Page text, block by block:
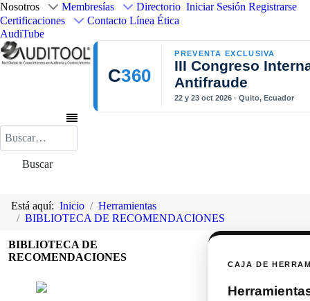
Nosotros Membresías
Directorio
Certificaciones
Contacto Línea Ética
AudiTube
Iniciar Sesión Registrarse
C360
PREVENTA EXCLUSIVA
III Congreso
Antifraude
22 y 23 oct 2026 · Quito, Ecuador
Buscar
Buscar
Está aquí: Inicio
Herramientas
BIBLIOTECA DE RECOMENDACIONES
BIBLIOTECA DE
RECOMENDACIONES
CAJA DE